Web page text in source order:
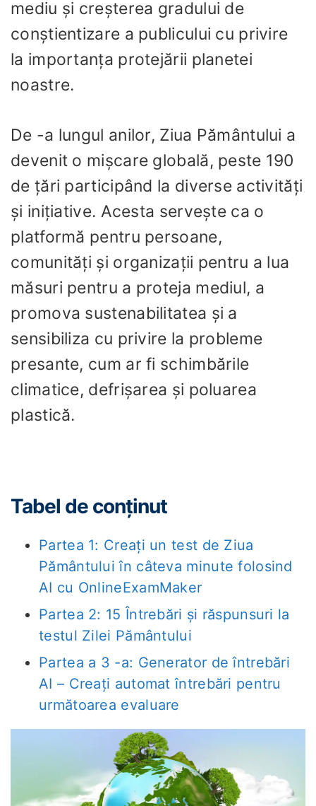
mediu și creșterea gradului de
conștientizare a publicului cu privire
la importanța protejării planetei
noastre.
De -a lungul anilor, Ziua Pământului a
devenit o mișcare globală, peste 190
de țări participând la diverse activități
și inițiative. Acesta servește ca o
platformă pentru persoane,
comunități și organizații pentru a lua
măsuri pentru a proteja mediul, a
promova sustenabilitatea și a
sensibiliza cu privire la probleme
presante, cum ar fi schimbările
climatice, defrișarea și poluarea
plastică.
Tabel de conținut
Partea 1: Creați un test de Ziua
Pământului în câteva minute folosind
AI cu OnlineExamMaker
Partea 2: 15 Întrebări și răspunsuri la
testul Zilei Pământului
Partea a 3 -a: Generator de întrebări
AI – Creați automat întrebări pentru
următoarea evaluare